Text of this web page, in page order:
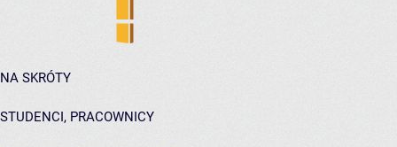
NA SKRÓTY
STUDENCI, PRACOWNICY